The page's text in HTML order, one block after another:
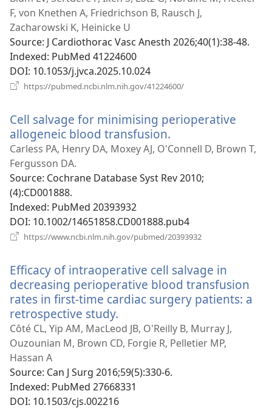
новому
F, von Knethen A, Friedrichson B, Rausch J,
Zacharowski K, Heinicke U
Source‎: J Cardiothorac Vasc Anesth 2026;40(1):38-48.
Indexed‎: PubMed 41224600
DOI‎: 10.1053/j.jvca.2025.10.024
https://pubmed.ncbi.nlm.nih.gov/41224600/
вікні)
Cell salvage for minimising perioperative
allogeneic blood transfusion.
у
вікні)
Carless PA, Henry DA, Moxey AJ, O'Connell D, Brown T,
Fergusson DA.
Source‎: Cochrane Database Syst Rev 2010;
(4):CD001888.
Indexed‎: PubMed 20393932
DOI‎: 10.1002/14651858.CD001888.pub4
https://www.ncbi.nlm.nih.gov/pubmed/20393932
вікні)
Efficacy of intraoperative cell salvage in
decreasing perioperative blood transfusion
rates in first-time cardiac surgery patients: a
retrospective study.
у
новому
Côté CL, Yip AM, MacLeod JB, O'Reilly B, Murray J,
Ouzounian M, Brown CD, Forgie R, Pelletier MP,
Hassan A
Source‎: Can J Surg 2016;59(5):330-6.
Indexed‎: PubMed 27668331
DOI‎: 10.1503/cjs.002216